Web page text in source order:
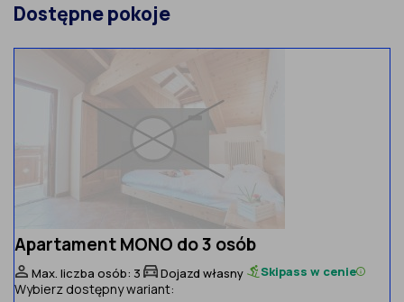
Dostępne pokoje
Apartament MONO do 3 osób
Max. liczba osób: 3 Dojazd własny Skipass w cenie
Wybierz dostępny wariant: